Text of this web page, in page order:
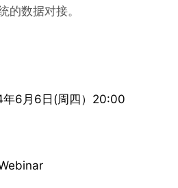
的数据对接。
6月6日(周四）20:00